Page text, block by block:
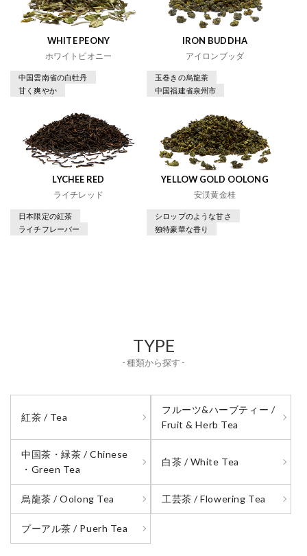
WHITE PEONY
ホワイトピオニー
中国雲南省の白牡丹
甘く爽やか
IRON BUDDHA
アイロンブッダ
玉巻きの烏龍茶
中国福建省泉州市
LYCHEE RED
ライチレッド
日本限定の紅茶
ライチフレーバー
YELLOW GOLD OOLONG
安渓黄金桂
シロップのような甘さ
独特豪華な香り
TYPE
- 種類から探す -
紅茶 / Tea
フルーツ&ハーブティー /
Fruit & Herb Tea
中国茶・緑茶 / Chinese
・Green Tea
白茶 / White Tea
烏龍茶 / Oolong Tea 工芸茶 / Flowering Tea
プーアル茶 / Puerh Tea